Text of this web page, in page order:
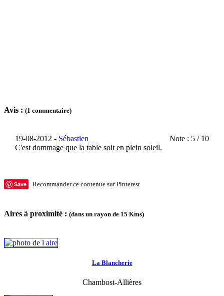
Avis : (1 commentaire)
19-08-2012 - Sébastien
Note : 5 / 10
C'est dommage que la table soit en plein soleil.
Save Recommander ce contenue sur Pinterest
Aires à proximité : (dans un rayon de 15 Kms)
La Blancherie
Chambost-Allières